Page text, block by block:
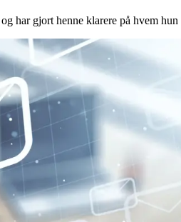
har gjort henne klarere på hvem